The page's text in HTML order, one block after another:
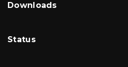
Downloads
Status